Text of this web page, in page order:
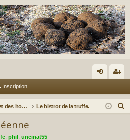
ne cri
Inscription
Des truffes et des hommes. Le bistrot de la truffe.
phil uncinat55